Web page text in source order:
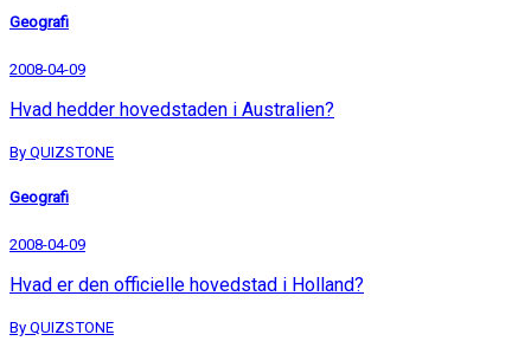
Geografi
2008-04-09
Hvad hedder hovedstaden i Australien?
By QUIZSTONE
Geografi
2008-04-09
Hvad er den officielle hovedstad i Holland?
By QUIZSTONE